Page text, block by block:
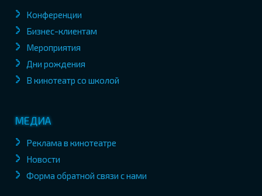
Конференции
Бизнес-клиентам
Мероприятия
Дни рождения
В кинотеатр со школой
МЕДИА
Реклама в кинотеатре
Новости
Форма обратной связи с нами